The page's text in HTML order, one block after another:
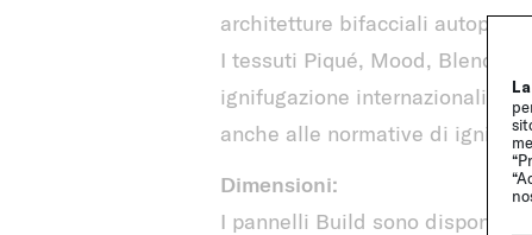
architetture bifacciali
I tessuti Piqué, Mood, Blend,
ignifugazione internazionali TB
anche alle normative di
Dimensioni:
I pannelli Build sono disponibili